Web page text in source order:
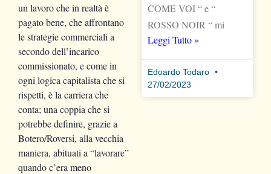
un lavoro che in realtà è
pagato bene, che affrontano
le strategie commerciali a
secondo dell’incarico
commissionato, e come in
ogni logica capitalista che si
rispetti, è la carriera che
conta; una coppia che si
potrebbe definire, grazie a
Botero/Roversi, alla vecchia
maniera, abituati a “lavorare”
quando c’era meno
COME VOI “ e “
ROSSO NOIR “ mi
Leggi Tutto »
Edoardo Todaro
27/02/2023